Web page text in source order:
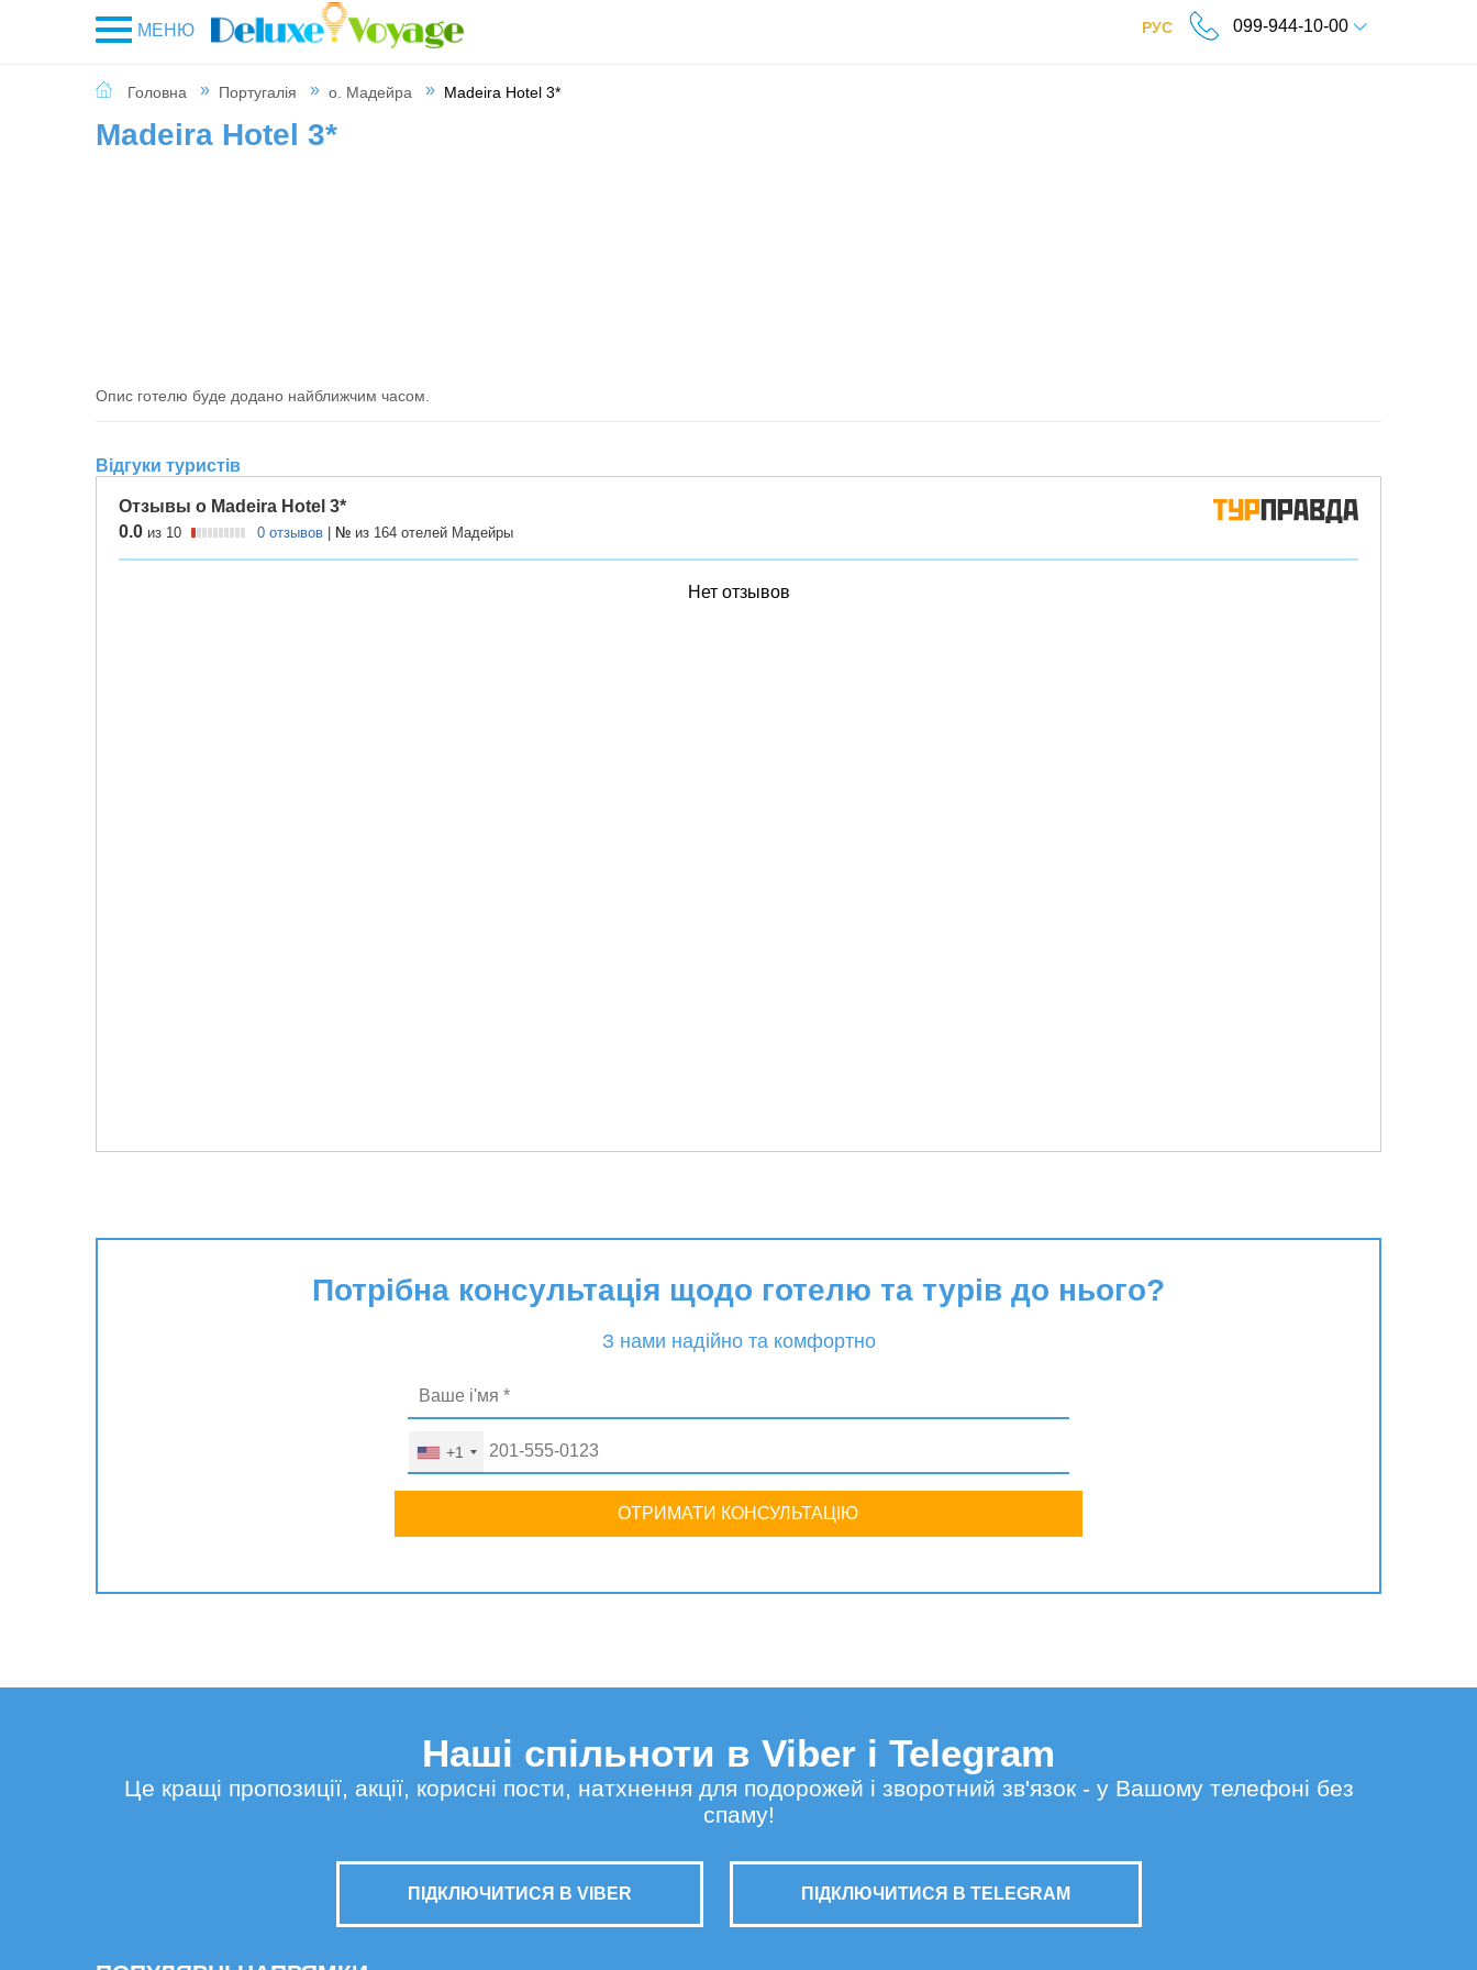
МЕНЮ 099-944-10-00
РУС
Головна Португалія о. Мадейра Madeira Hotel 3*
Madeira Hotel 3*
Опис готелю буде додано найближчим часом.
Відгуки туристів
Потрібна консультація щодо готелю та турів до нього?
З нами надійно та комфортно
+1
ОТРИМАТИ КОНСУЛЬТАЦІЮ
Наші спільноти в Viber і Telegram
Це кращі пропозиції, акції, корисні пости, натхнення для подорожей і зворотний зв'язок - у Вашому телефоні без
спаму!
ПІДКЛЮЧИТИСЯ В VIBER ПІДКЛЮЧИТИСЯ В TELEGRAM